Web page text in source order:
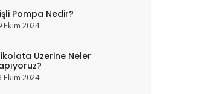
Pompa Nedir?
Ekim 2024
Üzerine Neler
Ekim 2024